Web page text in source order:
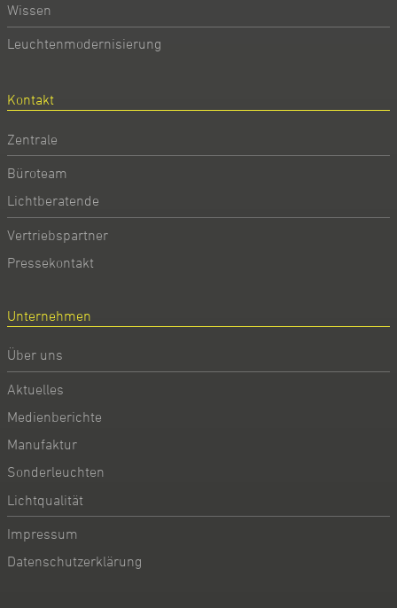
Wissen
Leuchtenmodernisierung
Kontakt
Zentrale
Büroteam
Lichtberatende
Vertriebspartner
Pressekontakt
Unternehmen
Über uns
Aktuelles
Medienberichte
Manufaktur
Sonderleuchten
Lichtqualität
Impressum
Datenschutzerklärung